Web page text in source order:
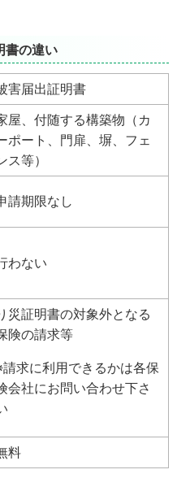
書の違い
害届出証明書
屋、付随する構築物（カ
ポート、門扉、塀、フェ
ス等）
請期限なし
わない
災証明書の対象外となる
険の請求等
請求に利用できるかは各保
会社にお問い合わせ下さ
料